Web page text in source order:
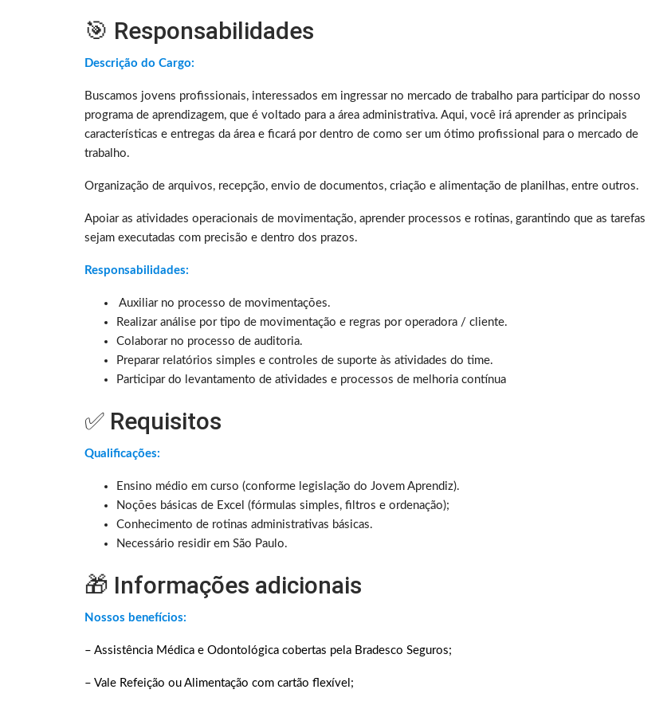
🎯 Responsabilidades
Descrição do Cargo:
Buscamos jovens profissionais, interessados em ingressar no mercado de trabalho para participar do nosso
programa de aprendizagem, que é voltado para a área administrativa. Aqui, você irá aprender as principais
características e entregas da área e ficará por dentro de como ser um ótimo profissional para o mercado de
trabalho.
Organização de arquivos, recepção, envio de documentos, criação e alimentação de planilhas, entre outros.
Apoiar as atividades operacionais de movimentação, aprender processos e rotinas, garantindo que as tarefas
sejam executadas com precisão e dentro dos prazos.
Responsabilidades:
Auxiliar no processo de movimentações.
Realizar análise por tipo de movimentação e regras por operadora / cliente.
Colaborar no processo de auditoria.
Preparar relatórios simples e controles de suporte às atividades do time.
Participar do levantamento de atividades e processos de melhoria contínua
✅ Requisitos
Qualificações:
Ensino médio em curso (conforme legislação do Jovem Aprendiz).
Noções básicas de Excel (fórmulas simples, filtros e ordenação);
Conhecimento de rotinas administrativas básicas.
Necessário residir em São Paulo.
🎁 Informações adicionais
Nossos benefícios:
– Assistência Médica e Odontológica cobertas pela Bradesco Seguros;
– Vale Refeição ou Alimentação com cartão flexível;